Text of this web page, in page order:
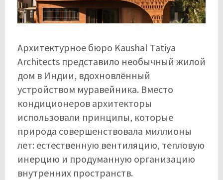
Архитектурное бюро Kaushal Tatiya
Architects представило необычный жилой
дом в Индии, вдохновлённый
устройством муравейника. Вместо
кондиционеров архитекторы
использовали принципы, которые
природа совершенствовала миллионы
лет: естественную вентиляцию, тепловую
инерцию и продуманную организацию
внутренних пространств.